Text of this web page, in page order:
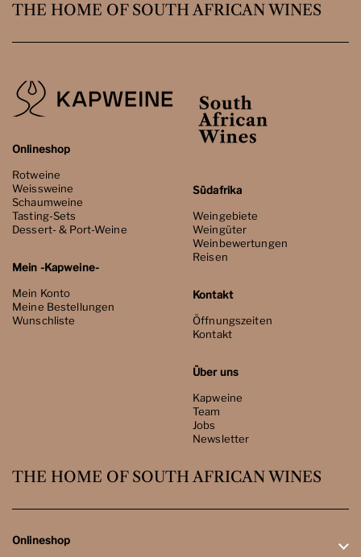
THE HOME OF SOUTH AFRICAN WINES
Onlineshop
Rotweine
Weissweine
Schaumweine
Tasting-Sets
Dessert- & Port-Weine
Mein -Kapweine-
Mein Konto
Meine Bestellungen
Wunschliste
Südafrika
Weingebiete
Weingüter
Weinbewertungen
Reisen
Kontakt
Öffnungszeiten
Kontakt
Über uns
Kapweine
Team
Jobs
Newsletter
THE HOME OF SOUTH AFRICAN WINES
Onlineshop